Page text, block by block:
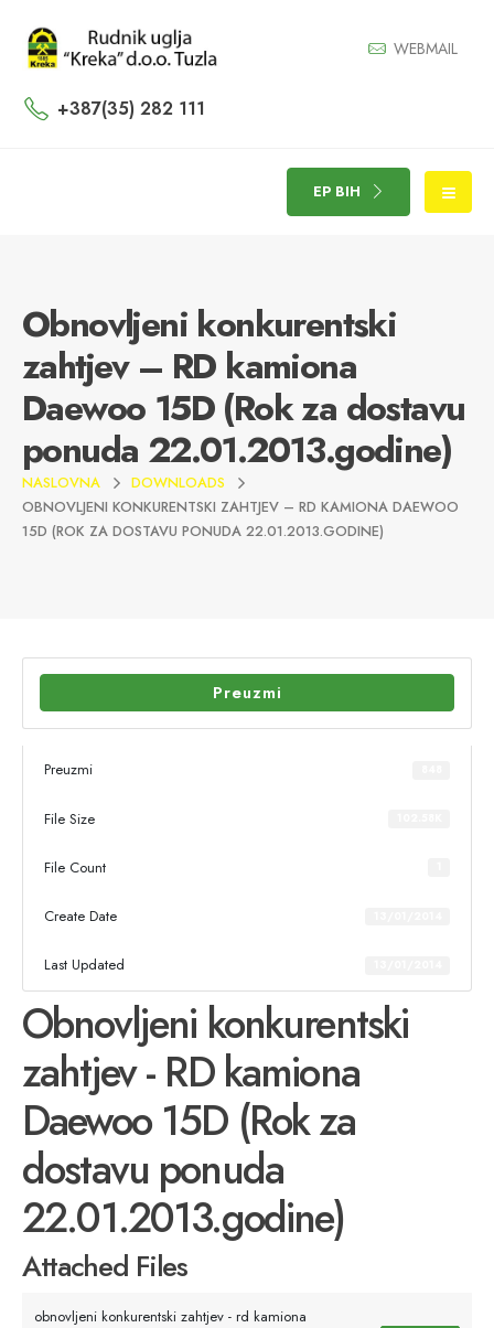
WEBMAIL
+387(35) 282 111
EP BIH
Obnovljeni konkurentski
zahtjev – RD kamiona
Daewoo 15D (Rok za dostavu
ponuda 22.01.2013.godine)
NASLOVNA
DOWNLOADS
OBNOVLJENI KONKURENTSKI ZAHTJEV – RD KAMIONA DAEWOO
15D (ROK ZA DOSTAVU PONUDA 22.01.2013.GODINE)
Preuzmi
Preuzmi
File Size
File Count
Create Date
Last Updated
Obnovljeni konkurentski
zahtjev - RD kamiona
Daewoo 15D (Rok za
dostavu ponuda
22.01.2013.godine)
Attached Files
obnovljeni konkurentski zahtjev - rd kamiona